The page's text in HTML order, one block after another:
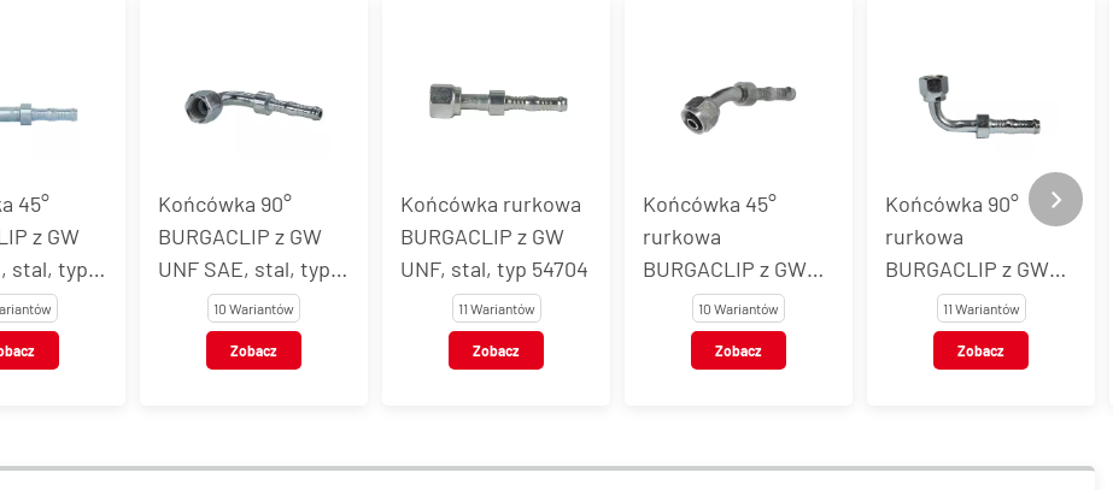
90°
z GW
stal, typ
Końcówka rurkowa
BURGACLIP z GW
UNF, stal, typ 54704
11 Wariantów
Zobacz
Końcówka 45°
rurkowa
BURGACLIP z GW
UNF, stal, typ 54705
10 Wariantów
Zobacz
Końcówka 90°
rurkowa
BURGACLIP z GW
UNF, stal, typ 54706
11 Wariantów
Zobacz
Końcówka rurkowa
BURGACLIP bez
nakrętki, stal, typ
547248 Wariantów
Zobacz